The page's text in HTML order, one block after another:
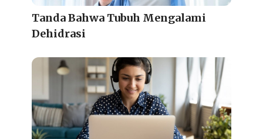
Tanda Bahwa Tubuh Mengalami
Dehidrasi